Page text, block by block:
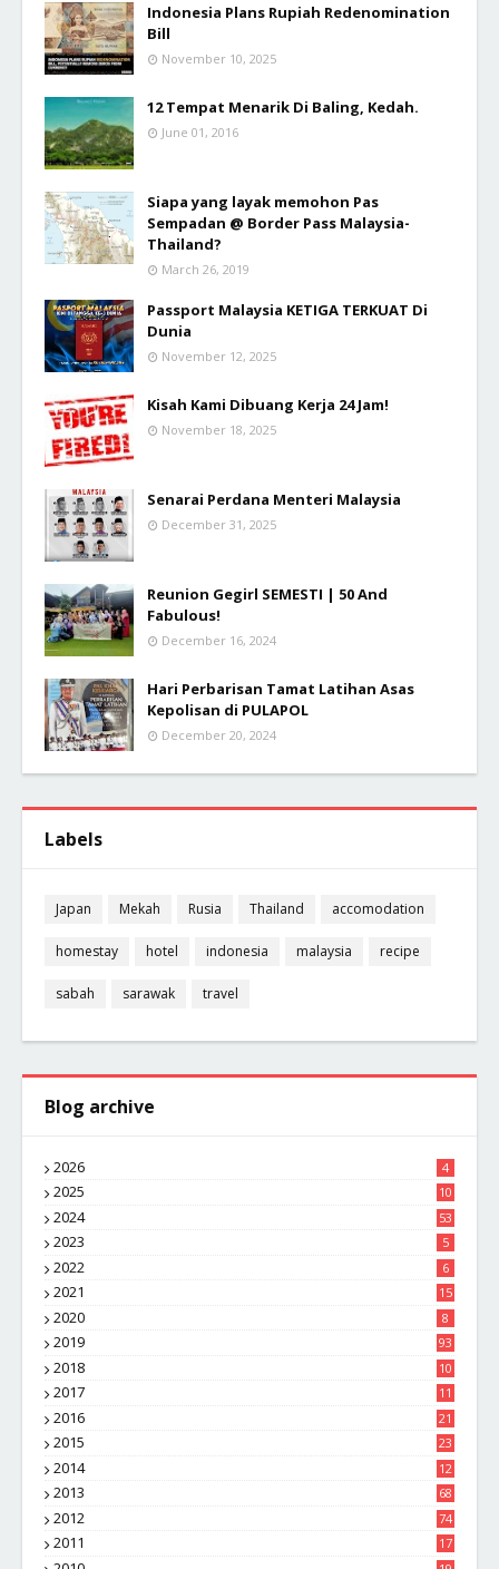
Indonesia Plans Rupiah Redenomination
Bill
November 10, 2025
12 Tempat Menarik Di Baling, Kedah.
June 01, 2016
Siapa yang layak memohon Pas
Sempadan @ Border Pass Malaysia-
Thailand?
March 26, 2019
Passport Malaysia KETIGA TERKUAT Di
Dunia
November 12, 2025
Kisah Kami Dibuang Kerja 24 Jam!
November 18, 2025
Senarai Perdana Menteri Malaysia
December 31, 2025
Reunion Gegirl SEMESTI | 50 And
Fabulous!
December 16, 2024
Hari Perbarisan Tamat Latihan Asas
Kepolisan di PULAPOL
December 20, 2024
Labels
Japan Mekah Rusia Thailand accomodation
homestay hotel indonesia malaysia recipe
sabah sarawak travel
Blog archive
2026 4
2025
10
8
2024 53
2023 5
2022 6
2021 15
2020 8
2019 93
2018
10
4
2017
11
1
2016
21
1
2015
23
7
2014
12
2
2013 68
2012 74
2011
17
4